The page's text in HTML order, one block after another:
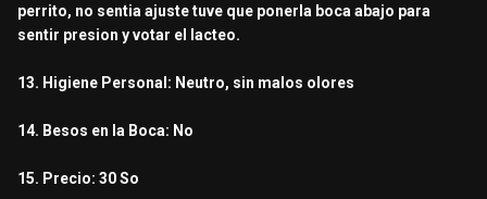
perrito, no sentia ajuste tuve que ponerla boca abajo para
sentir presion y votar el lacteo.
13. Higiene Personal: Neutro, sin malos olores
14. Besos en la Boca: No
15. Precio: 30 So